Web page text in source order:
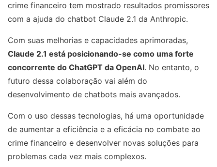
crime financeiro tem mostrado resultados promissores
com a ajuda do chatbot Claude 2.1 da Anthropic.
Com suas melhorias e capacidades aprimoradas,
Claude 2.1 está posicionando-se como uma forte
concorrente do ChatGPT da OpenAI. No entanto, o
futuro dessa colaboração vai além do
desenvolvimento de chatbots mais avançados.
Com o uso dessas tecnologias, há uma oportunidade
de aumentar a eficiência e a eficácia no combate ao
crime financeiro e desenvolver novas soluções para
problemas cada vez mais complexos.